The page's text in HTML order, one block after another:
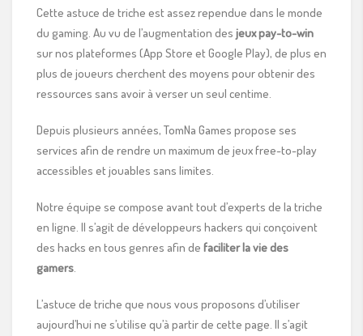
Cette astuce de triche est assez rependue dans le monde
du gaming. Au vu de l’augmentation des jeux pay-to-win
sur nos plateformes (App Store et Google Play), de plus en
plus de joueurs cherchent des moyens pour obtenir des
ressources sans avoir à verser un seul centime.
Depuis plusieurs années, TomNa Games propose ses
services afin de rendre un maximum de jeux free-to-play
accessibles et jouables sans limites.
Notre équipe se compose avant tout d’experts de la triche
en ligne. Il s’agit de développeurs hackers qui conçoivent
des hacks en tous genres afin de faciliter la vie des
gamers.
L’astuce de triche que nous vous proposons d’utiliser
aujourd’hui ne s’utilise qu’à partir de cette page. Il s’agit